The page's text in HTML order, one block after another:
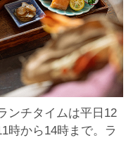
ンチタイムは平日12
時から14時まで。ラ